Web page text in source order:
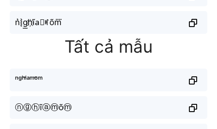
n͛⦚g͟h҉ĩa⃘ꎭõm⃜
Tất cả mẫu
ⁿᵍʰⁱ̃ᵃᵐᵒ̃ᵐ
ⓝⓖⓗĩⓐⓜõⓜ